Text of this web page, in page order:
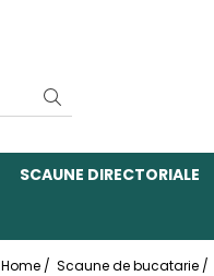
SCAUNE DIRECTORIALE
Home / Scaune de bucatarie /